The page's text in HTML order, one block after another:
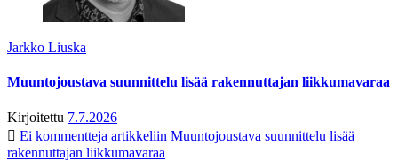
Jarkko Liuska
Muuntojoustava suunnittelu lisää rakennuttajan liikkumavaraa
Kirjoitettu 7.7.2026
Ei kommentteja artikkeliin Muuntojoustava suunnittelu lisää
rakennuttajan liikkumavaraa